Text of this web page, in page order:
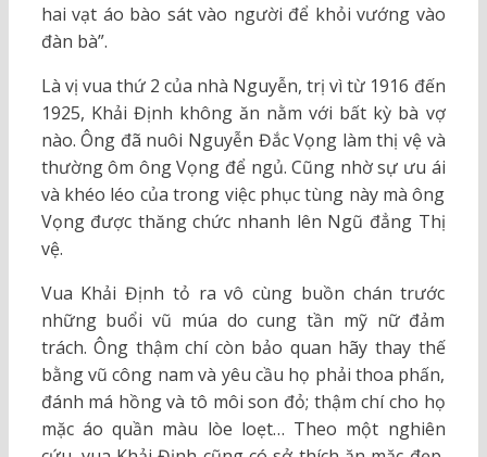
hai vạt áo bào sát vào người để khỏi vướng vào
đàn bà”.
Là vị vua thứ 2 của nhà Nguyễn, trị vì từ 1916 đến
1925, Khải Định không ăn nằm với bất kỳ bà vợ
nào. Ông đã nuôi Nguyễn Đắc Vọng làm thị vệ và
thường ôm ông Vọng để ngủ. Cũng nhờ sự ưu ái
và khéo léo của trong việc phục tùng này mà ông
Vọng được thăng chức nhanh lên Ngũ đẳng Thị
vệ.
Vua Khải Định tỏ ra vô cùng buồn chán trước
những buổi vũ múa do cung tần mỹ nữ đảm
trách. Ông thậm chí còn bảo quan hãy thay thế
bằng vũ công nam và yêu cầu họ phải thoa phấn,
đánh má hồng và tô môi son đỏ; thậm chí cho họ
mặc áo quần màu lòe loẹt… Theo một nghiên